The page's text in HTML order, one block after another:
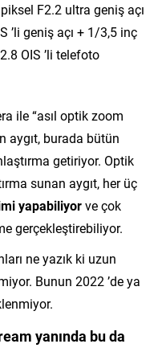
F2.2 ultra geniş açı
’li geniş açı + 1/3,5 inç
OIS ’li telefoto
ile “asıl optik zoom
aygıt, burada bütün
getiriyor. Optik
sunan aygıt, her üç
yapabiliyorve çok
gerçekleştirebiliyor.
ne yazık ki uzun
Bunun 2022 ’de ya
yanında bu da